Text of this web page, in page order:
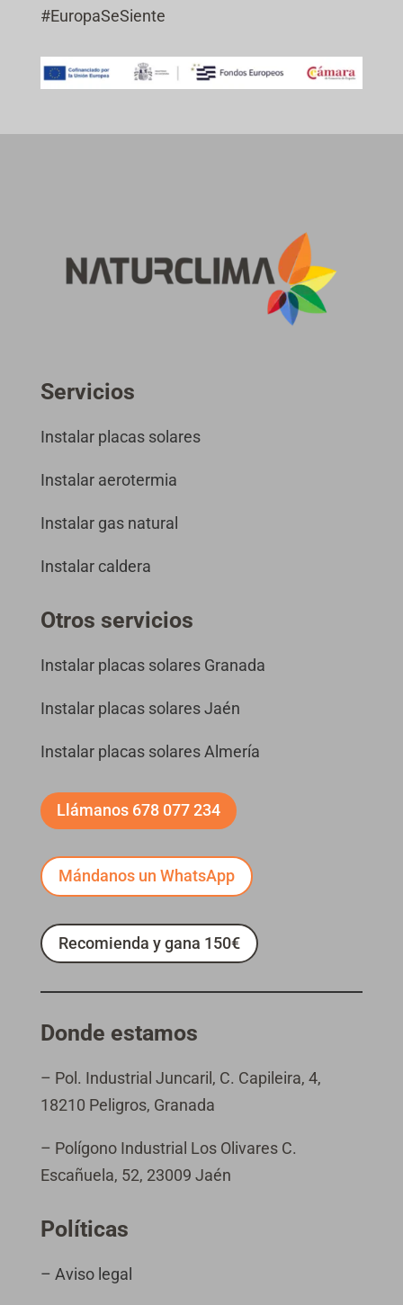
#EuropaSeSiente
Servicios
Instalar placas solares
Instalar aerotermia
Instalar gas natural
Instalar caldera
Otros servicios
Instalar placas solares Granada
Instalar placas solares Jaén
Instalar placas solares Almería
Llámanos 678 077 234
Mándanos un WhatsApp
Recomienda y gana 150€
Donde estamos
– Pol. Industrial Juncaril, C. Capileira, 4,
18210 Peligros, Granada
– Polígono Industrial Los Olivares C.
Escañuela, 52, 23009 Jaén
Políticas
– Aviso legal